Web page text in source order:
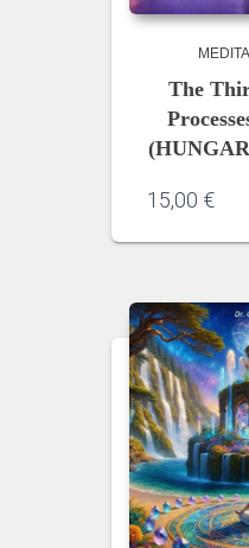
The
15,00 €